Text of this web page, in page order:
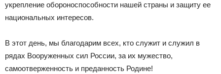
укрепление обороноспособности нашей страны и защиту ее
национальных интересов.
В этот день, мы благодарим всех, кто служит и служил в
рядах Вооруженных сил России, за их мужество,
самоотверженность и преданность Родине!